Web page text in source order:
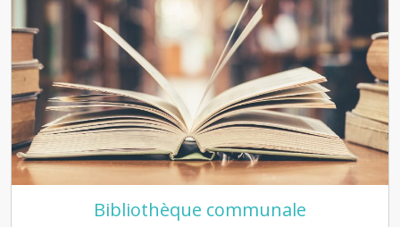
Bibliothèque communale